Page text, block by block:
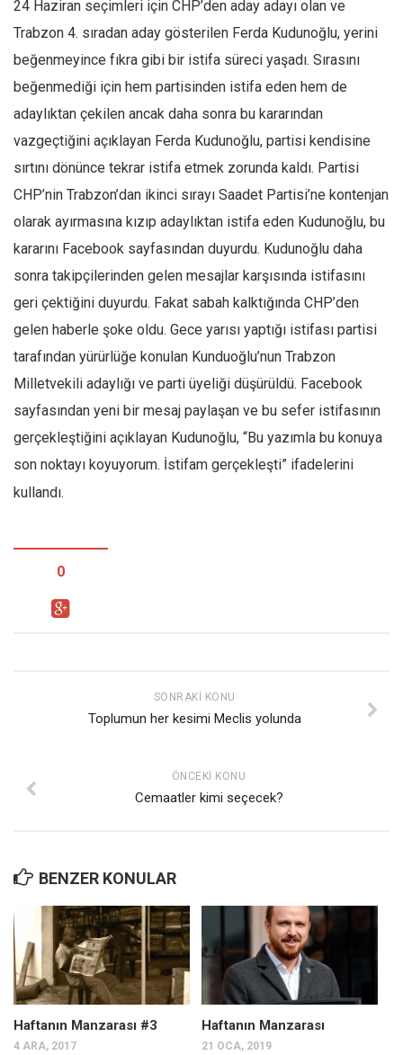
24 Haziran seçimleri için CHP’den aday adayı olan ve
Trabzon 4. sıradan aday gösterilen Ferda Kudunoğlu, yerini
beğenmeyince fıkra gibi bir istifa süreci yaşadı. Sırasını
beğenmediği için hem partisinden istifa eden hem de
adaylıktan çekilen ancak daha sonra bu kararından
vazgeçtiğini açıklayan Ferda Kudunoğlu, partisi kendisine
sırtını dönünce tekrar istifa etmek zorunda kaldı. Partisi
CHP’nin Trabzon’dan ikinci sırayı Saadet Partisi’ne kontenjan
olarak ayırmasına kızıp adaylıktan istifa eden Kudunoğlu, bu
kararını Facebook sayfasından duyurdu. Kudunoğlu daha
sonra takipçilerinden gelen mesajlar karşısında istifasını
geri çektiğini duyurdu. Fakat sabah kalktığında CHP’den
gelen haberle şoke oldu. Gece yarısı yaptığı istifası partisi
tarafından yürürlüğe konulan Kunduoğlu’nun Trabzon
Milletvekili adaylığı ve parti üyeliği düşürüldü. Facebook
sayfasından yeni bir mesaj paylaşan ve bu sefer istifasının
gerçekleştiğini açıklayan Kudunoğlu, “Bu yazımla bu konuya
son noktayı koyuyorum. İstifam gerçekleşti” ifadelerini
kullandı.
0
SONRAKI KONU
Toplumun her kesimi Meclis yolunda
ÖNCEKI KONU
Cemaatler kimi seçecek?
BENZER KONULAR
Haftanın Manzarası #3
4 ARA, 2017
Haftanın Manzarası
21 OCA, 2019